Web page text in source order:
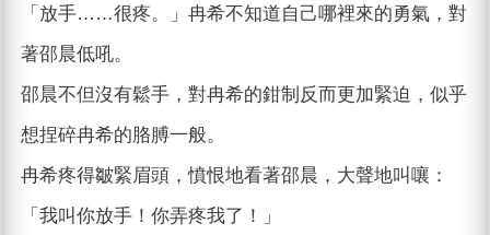
「放手……很疼。」冉希不知道自己哪裡來的勇氣，對
著邵晨低吼。
邵晨不但沒有鬆手，對冉希的鉗制反而更加緊迫，似乎
想捏碎冉希的胳膊一般。
冉希疼得皺緊眉頭，憤恨地看著邵晨，大聲地叫嚷：
「我叫你放手！你弄疼我了！」